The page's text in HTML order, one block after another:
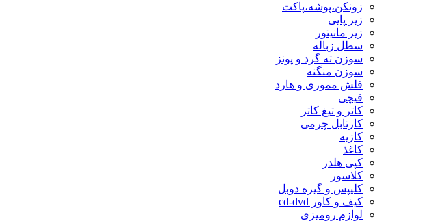
زونکن،پوشه،پاکت
زیر پایی
زیر مانیتور
سطل زباله
سوزن ته گرد و پونز
سوزن منگنه
فلش مموری و هارد
قیچی
کاتر و تیغ کاتر
کارتابل چرمی
کازیه
کاغذ
کپی هلدر
کلاسور
کلیپس و گیره دوبل
کیف و کاور cd-dvd
لوازم رومیزی